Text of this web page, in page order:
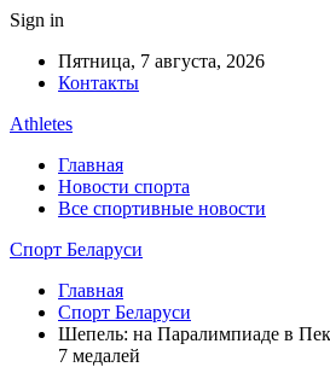
Sign in
Пятница, 7 августа, 2026
Контакты
Athletes
Главная
Новости спорта
Все спортивные новости
Спорт Беларуси
Главная
Спорт Беларуси
Шепель: на Паралимпиаде в
7 медалей